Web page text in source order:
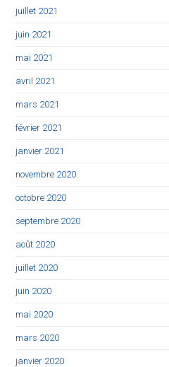
juillet 2021
juin 2021
mai 2021
avril 2021
mars 2021
février 2021
janvier 2021
novembre 2020
octobre 2020
septembre 2020
août 2020
juillet 2020
juin 2020
mai 2020
mars 2020
janvier 2020